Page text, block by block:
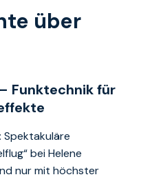
über
Funktechnik für
Spektakuläre
bei Helene
nur mit höchster